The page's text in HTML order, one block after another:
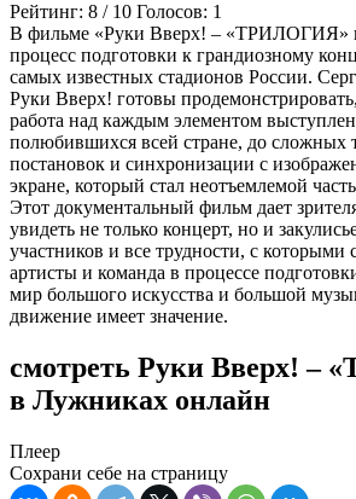
Рейтинг: 8 / 10 Голосов: 1
В фильме «Руки Вверх! – «ТРИЛОГИЯ»
процесс подготовки к грандиозному
самых известных стадионов России.
Руки Вверх! готовы
работа над каждым элементом
полюбившихся всей стране, до сложных
постановок и синхронизации с
экране, который стал неотъемлемой
Этот документальный фильм дает
увидеть не только концерт, но и
участников и все трудности, с которыми
артисты и команда в процессе
мир большого искусства и большой
движение имеет значение.
смотреть Руки Вверх! –
в Лужниках онлайн
Плеер
Сохрани себе на страницу